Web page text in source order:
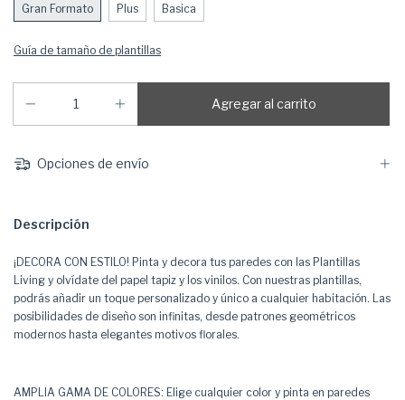
Gran Formato Plus Basica
Guía de tamaño de plantillas
Opciones de envío
Descripción
¡DECORA CON ESTILO! Pinta y decora tus paredes con las Plantillas
Living y olvídate del papel tapiz y los vinilos. Con nuestras plantillas,
podrás añadir un toque personalizado y único a cualquier habitación. Las
posibilidades de diseño son infinitas, desde patrones geométricos
modernos hasta elegantes motivos florales.
AMPLIA GAMA DE COLORES: Elige cualquier color y pinta en paredes